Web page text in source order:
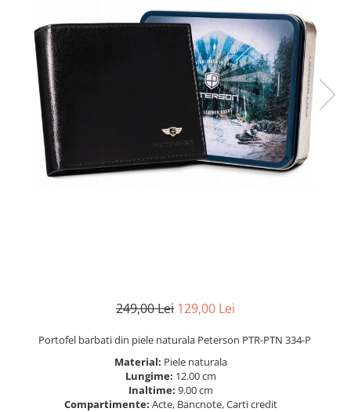
249,00 Lei 129,00 Lei
Portofel barbati din piele naturala Peterson PTR-PTN 334-P
Material: Piele naturala
Lungime: 12.00 cm
Inaltime: 9.00 cm
Compartimente: Acte, Bancnote, Carti credit